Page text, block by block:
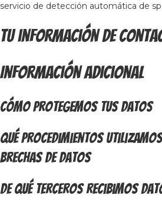
servicio de detección automática de
Tu información de
Información adicional
Cómo protegemos tus datos
Qué procedimientos
brechas de datos
De qué terceros recibimos